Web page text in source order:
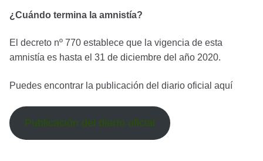
¿Cuándo termina la amnistía?
El decreto nº 770 establece que la vigencia de esta
amnistía es hasta el 31 de diciembre del año 2020.
Puedes encontrar la publicación del diario oficial aquí
Publicación del diarío oficial